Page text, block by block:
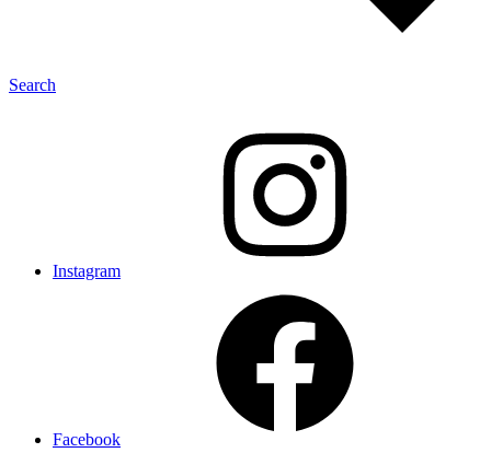
Search
Instagram
Facebook